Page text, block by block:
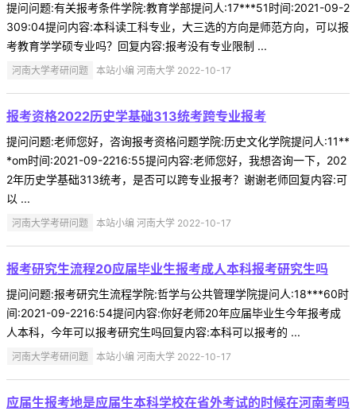
提问问题:有关报考条件学院:教育学部提问人:17***51时间:2021-09-2
309:04提问内容:本科读工科专业，大三选的方向是师范方向，可以报
考教育学学硕专业吗？回复内容:报考没有专业限制 ...
河南大学考研问题 本站小编 河南大学 2022-10-17
报考资格2022历史学基础313统考跨专业报考
提问问题:老师您好，咨询报考资格问题学院:历史文化学院提问人:11**
*om时间:2021-09-2216:55提问内容:老师您好，我想咨询一下，202
2年历史学基础313统考，是否可以跨专业报考？谢谢老师回复内容:可
以 ...
河南大学考研问题 本站小编 河南大学 2022-10-17
报考研究生流程20应届毕业生报考成人本科报考研究生吗
提问问题:报考研究生流程学院:哲学与公共管理学院提问人:18***60时
间:2021-09-2216:54提问内容:你好老师20年应届毕业生今年报考成
人本科，今年可以报考研究生吗回复内容:本科可以报考的 ...
河南大学考研问题 本站小编 河南大学 2022-10-17
应届生报考地是应届生本科学校在省外考试的时候在河南考吗